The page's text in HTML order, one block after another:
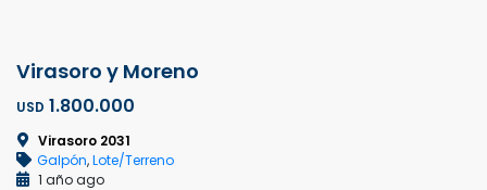
Virasoro y Moreno
USD 1.800.000
Virasoro 2031
Galpón,Lote/Terreno
1 año ago